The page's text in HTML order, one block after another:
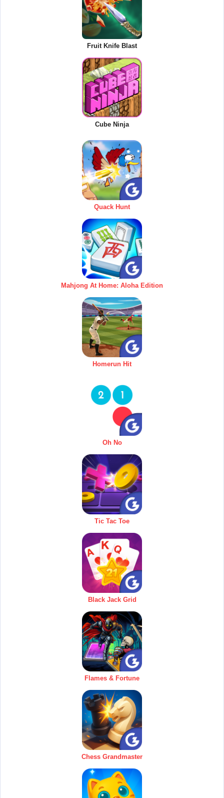
Fruit Knife Blast
Cube Ninja
Quack Hunt
Mahjong At Home: Aloha Edition
Homerun Hit
Oh No
Tic Tac Toe
Black Jack Grid
Flames & Fortune
Chess Grandmaster